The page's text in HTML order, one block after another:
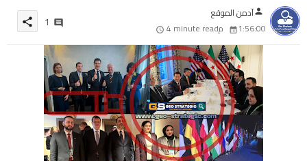
personآدمن الموقع
1:56:00 م
4 minute read
1
share